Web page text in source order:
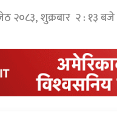
२०८३, शुक्रबार २ : १३ बजे